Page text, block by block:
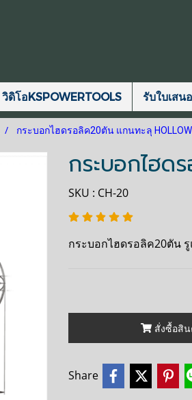
วิดิโอKSPOWERTOOLS รับใบเสน
กระบอกไฮดรอลิค20ตัน แกนทะลุ HOLLOW
กระบอกไฮด
SKU : CH-20
กระบอกไฮดรอลิค20ตัน
สั่งซื้อสิ
Share